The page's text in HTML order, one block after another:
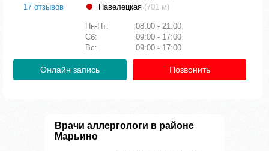
17 отзывов
Павелецкая (701 м)
Пн-Пт:
08:00 - 21:00
Сб:
09:00 - 17:00
Вс:
09:00 - 17:00
Онлайн запись Позвонить
Врачи аллергологи в районе
Марьино